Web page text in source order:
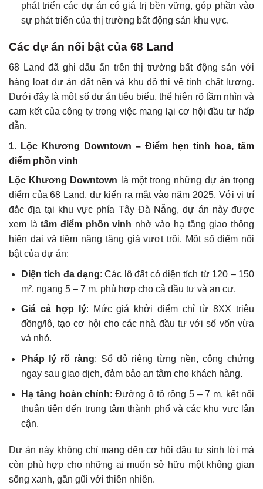
phát triển các dự án có giá trị bền vững, góp phần vào
sự phát triển của thị trường bất động sản khu vực.
Các dự án nổi bật của 68 Land
68 Land đã ghi dấu ấn trên thị trường bất động sản với
hàng loạt dự án đất nền và khu đô thị vệ tinh chất lượng.
Dưới đây là một số dự án tiêu biểu, thể hiện rõ tầm nhìn và
cam kết của công ty trong việc mang lại cơ hội đầu tư hấp
dẫn.
1. Lộc Khương Downtown – Điểm hẹn tinh hoa, tâm
điểm phồn vinh
Lộc Khương Downtown là một trong những dự án trọng
điểm của 68 Land, dự kiến ra mắt vào năm 2025. Với vị trí
đắc địa tại khu vực phía Tây Đà Nẵng, dự án này được
xem làtâm điểm phồn vinh nhờ vào hạ tầng giao thông
hiện đại và tiềm năng tăng giá vượt trội. Một số điểm nổi
bật của dự án:
Diện tích đa dạng: Các lô đất có diện tích từ 120 – 150
m², ngang 5 – 7 m, phù hợp cho cả đầu tư và an cư.
Giá cả hợp lý: Mức giá khởi điểm chỉ từ 8XX triệu
đồng/lô, tạo cơ hội cho các nhà đầu tư với số vốn vừa
và nhỏ.
Pháp lý rõ ràng: Sổ đỏ riêng từng nền, công chứng
ngay sau giao dịch, đảm bảo an tâm cho khách hàng.
Hạ tầng hoàn chỉnh: Đường ô tô rộng 5 – 7 m, kết nối
thuận tiện đến trung tâm thành phố và các khu vực lân
cận.
Dự án này không chỉ mang đến cơ hội đầu tư sinh lời mà
còn phù hợp cho những ai muốn sở hữu một không gian
sống xanh, gần gũi với thiên nhiên.